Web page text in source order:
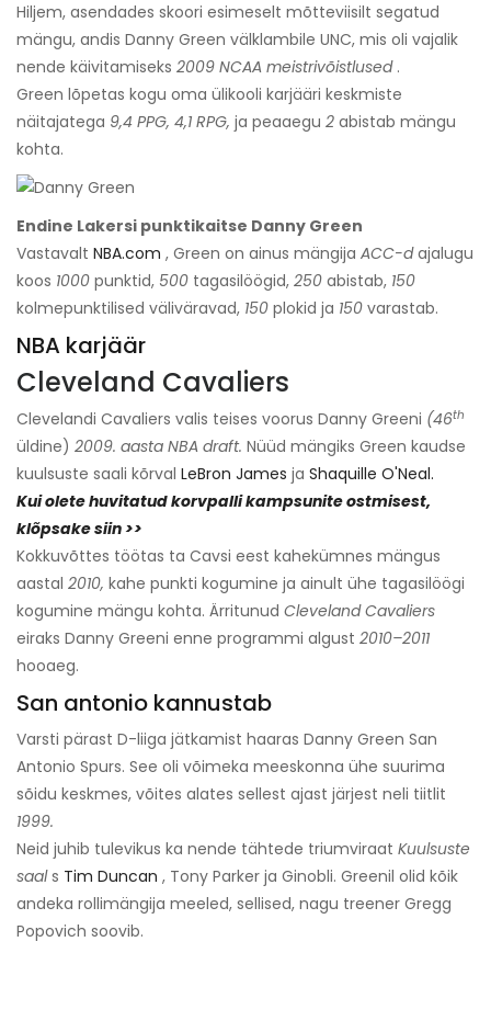
Hiljem, asendades skoori esimeselt mõtteviisilt segatud
mängu, andis Danny Green välklambile UNC, mis oli vajalik
nende käivitamiseks 2009 NCAA meistrivõistlused.
Green lõpetas kogu oma ülikooli karjääri keskmiste
näitajatega 9,4 PPG, 4,1 RPG, ja peaaegu 2 abistab mängu
kohta.
Endine Lakersi punktikaitse Danny Green
Vastavalt NBA.com , Green on ainus mängija ACC-dajalugu
koos 1000 punktid, 500 tagasilöögid, 250 abistab, 150
kolmepunktilised väliväravad, 150 plokid ja 150 varastab.
NBA karjäär
Cleveland Cavaliers
Clevelandi Cavaliers valis teises voorus Danny Greeni (46th
üldine) 2009. aasta NBA draft. Nüüd mängiks Green kaudse
kuulsuste saali kõrval LeBron James ja Shaquille O'Neal.
Kui olete huvitatud korvpalli kampsunite ostmisest,
klõpsake siin >>
Kokkuvõttes töötas ta Cavsi eest kahekümnes mängus
aastal 2010, kahe punkti kogumine ja ainult ühe tagasilöögi
kogumine mängu kohta. Ärritunud Cleveland Cavaliers
eiraks Danny Greeni enne programmi algust 2010–2011
hooaeg.
San antonio kannustab
Varsti pärast D-liiga jätkamist haaras Danny Green San
Antonio Spurs. See oli võimeka meeskonna ühe suurima
sõidu keskmes, võites alates sellest ajast järjest neli tiitlit
1999.
Neid juhib tulevikus ka nende tähtede triumviraat Kuulsuste
saals Tim Duncan , Tony Parker ja Ginobli. Greenil olid kõik
andeka rollimängija meeled, sellised, nagu treener Gregg
Popovich soovib.